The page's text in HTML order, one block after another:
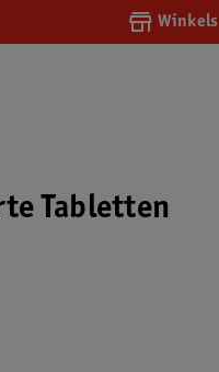
Winkels
Tabletten